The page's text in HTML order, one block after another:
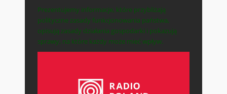
Prezentujemy informacje, które przybliżają
polityczne zasady funkcjonowania państwa,
opisują zasady działania gospodarki i pokazują
sprawy, na które każdy może mieć wpływ.